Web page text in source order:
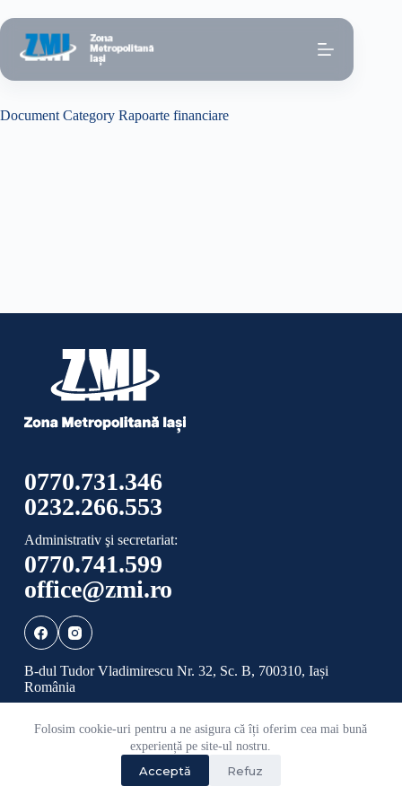
la
conținut
Folosim cookie-uri pentru a ne asigura că îți oferim cea mai bună
experiență pe site-ul nostru.
Acceptă Refuz
Document Category Rapoarte financiare
0770.731.346
0232.266.553
Administrativ şi secretariat:
0770.741.599
office@zmi.ro
B-dul Tudor Vladimirescu Nr. 32, Sc. B, 700310, Iași
România
2026 Toate drepturile rezervate ADI ZONA
METROPOLITANĂ IAȘI.
Politică de confidențialitate